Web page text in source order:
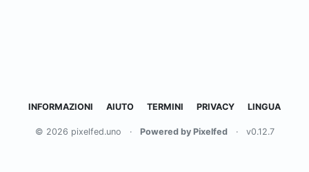
INFORMAZIONI AIUTO TERMINI PRIVACY LINGUA
© 2026 pixelfed.uno · Powered by Pixelfed · v0.12.7